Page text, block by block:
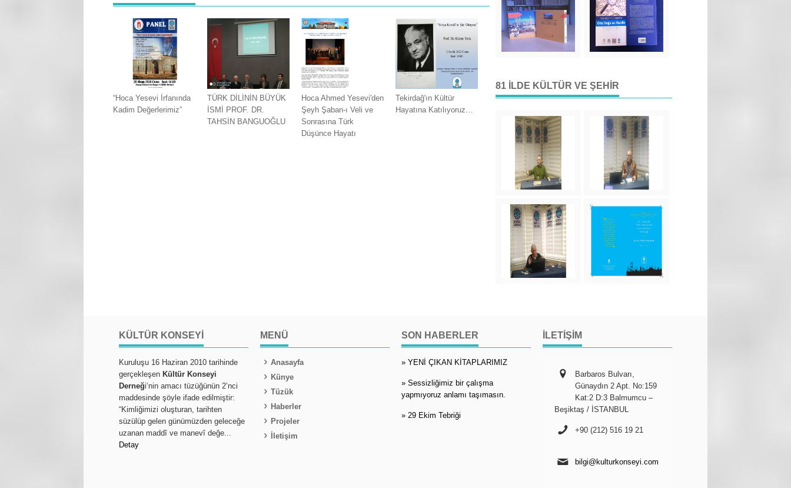
“Hoca Yesevi İrfanında
Kadim Değerlerimiz”
TÜRK DİLİNİN BÜYÜK
İSMİ PROF. DR.
TAHSİN BANGUOĞLU
Hoca Ahmed Yesevi'den
Şeyh Şaban-ı Veli ve
Sonrasına Türk
Düşünce Hayatı
Tekirdağ'ın Kültür
Hayatına Katılıyoruz…
81 İLDE KÜLTÜR VE ŞEHIR
KÜLTÜR KONSEYI
Kuruluşu 16 Haziran 2010 tarihinde
gerçekleşen Kültür Konseyi
Derneği‘nin amacı tüzüğünün 2’nci
maddesinde şöyle ifade edilmiştir:
“Kimliğimizi oluşturan, tarihten
süzülüp gelen günümüzden geleceğe
uzanan maddî ve manevî değe...
Detay
MENÜ
Anasayfa
Künye
Tüzük
Haberler
Projeler
İletişim
SON HABERLER
» YENİ ÇIKAN KİTAPLARIMIZ
» Sessizliğimiz bir çalışma
yapmıyoruz anlamı taşımasın.
» 29 Ekim Tebriği
İLETIŞIM
Barbaros Bulvarı,
Günaydın 2 Apt. No:159
Kat:2 D:3 Balmumcu –
Beşiktaş / İSTANBUL
+90 (212) 516 19 21
bilgi@kulturkonseyi.com